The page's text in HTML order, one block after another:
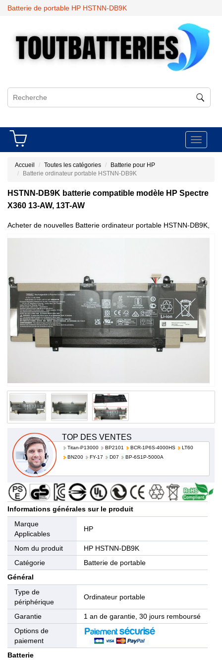
Batterie de portable HP HSTNN-DB9K
Toggle
Accueil Toutes les catégories
Batterie pour HP
Batterie ordinateur portable HSTNN-DB9K
HSTNN-DB9K batterie compatible modèle HP Spectre
X360 13-AW, 13T-AW
Acheter de nouvelles Batterie ordinateur portable HSTNN-DB9K,
TOP DES VENTES
Titan-P13000 BP2101 BCR-1P6S-4000HS
LT60
BN200
FY-17 D07 BP-6S1P-5000A
Informations générales sur le produit
Marque
Applicables
HP
Nom du produit
HP HSTNN-DB9K
Catégorie
Batterie de portable
Général
Type de
périphérique
Ordinateur portable
Garantie
1 an de garantie, 30 jours remboursé
Options de
paiement
Batterie